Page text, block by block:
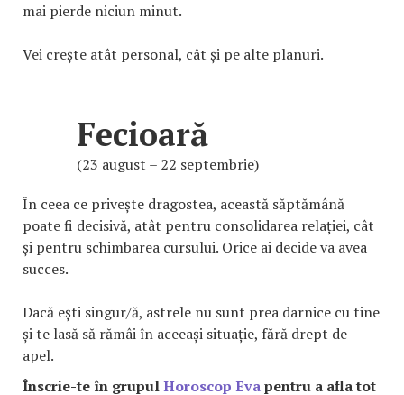
mai pierde niciun minut.
Vei crește atât personal, cât și pe alte planuri.
Fecioară
(23 august – 22 septembrie)
În ceea ce privește dragostea, această săptămână
poate fi decisivă, atât pentru consolidarea relației, cât
și pentru schimbarea cursului. Orice ai decide va avea
succes.
Dacă ești singur/ă, astrele nu sunt prea darnice cu tine
și te lasă să rămâi în aceeași situație, fără drept de
apel.
Înscrie-te în grupulHoroscop Evapentru a afla tot